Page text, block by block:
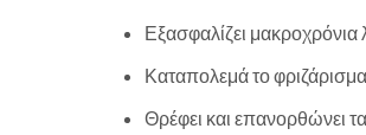
Εξασφαλίζει μακροχρόνια
Καταπολεμά το φριζάρισμα
Θρέφει και επανορθώνει